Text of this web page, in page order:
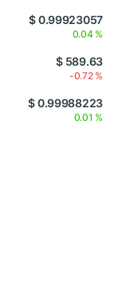
$ 0.99923057
0.04 %
$ 589.63
-0.72 %
$ 0.99988223
0.01 %